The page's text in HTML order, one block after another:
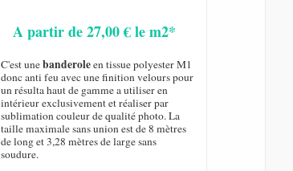
A partir de 27,00 € le m2*
C'est unebanderoleen tissue polyester M1
donc anti feu avec une finition velours pour
un résulta haut de gamme a utiliser en
intérieur exclusivement et réaliser par
sublimation couleur de qualité photo. La
taille maximale sans union est de 8 mètres
de long et 3,28 mètres de large sans
soudure.